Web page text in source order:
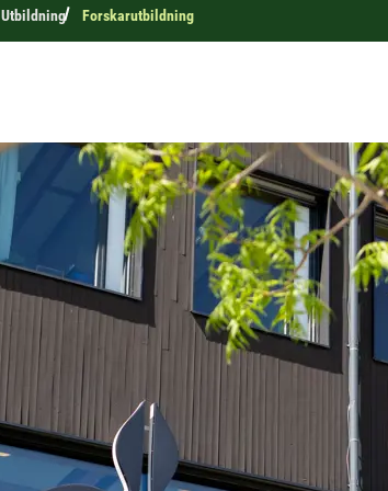
Utbildning Forskarutbildning